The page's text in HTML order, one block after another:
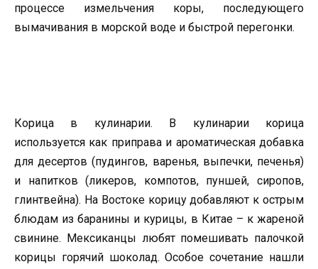
процессе измельчения коры, последующего
вымачивания в морской воде и быстрой перегонки.
Корица в кулинарии. В кулинарии корица
используется как приправа и ароматическая добавка
для десертов (пудингов, варенья, выпечки, печенья)
и напитков (ликеров, компотов, пуншей, сиропов,
глинтвейна). На Востоке корицу добавляют к острым
блюдам из баранины и курицы, в Китае – к жареной
свинине. Мексиканцы любят помешивать палочкой
корицы горячий шоколад. Особое сочетание нашли